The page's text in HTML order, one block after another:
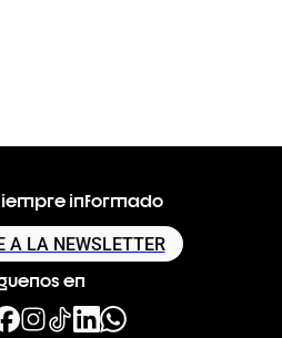
informado
A LA NEWSLETTER
en